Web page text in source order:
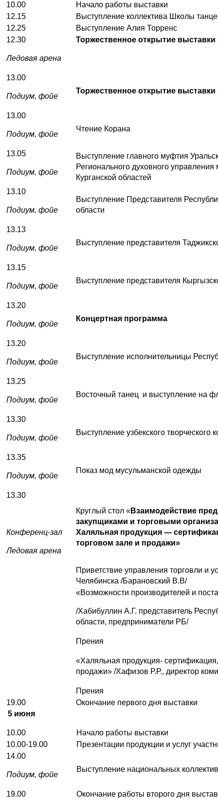
10.00
Начало работы выставки
12.15
Выступление коллектива Школы
12.25
Выступление Алия Торренс
12.30
Ледовая арена
Торжественное открытие
13.00
Подиум, фойе
Торжественное открытие
13.00
Подиум, фойе
Чтение Корана
13.05
Подиум, фойе
Выступление главного муфтия
Регионального духовного
Курганской областей
13.10
Подиум, фойе
Выступление Представителя
области
13.13
Подиум, фойе
Выступление представителя
13.15
Подиум, фойе
Выступление представителя
13.20
Подиум, фойе
Концертная программа
13.20
Подиум, фойе
Выступление исполнительницы
13.25
Подиум, фойе
Восточный танец и выступление на
13.30
Подиум, фойе
Выступление узбекского творческого
13.35
Подиум, фойе
Показ мод мусульманской одежды
13.30
Конференц-зал
Ледовая арена
Круглый стол «Взаимодействие
закупщиками и торговыми
Халяльная продукция —
торговом зале и продажи»
Приветствие управления торговли и
Челябинска /Барановский В.В/
«Возможности производителей и
/Хабибуллин А.Г. представитель
области, предприниматели РБ/
Прения
«Халяльная продукция-
продажи» /Хафизов Р.Р., директор
Прения
19.00
Окончание первого дня выставки
5 июня
10.00
Начало работы выставки
10.00-19.00
Презентации продукции и услуг
14.00
Подиум, фойе
Выступление национальных
19.00
Окончание работы второго дня